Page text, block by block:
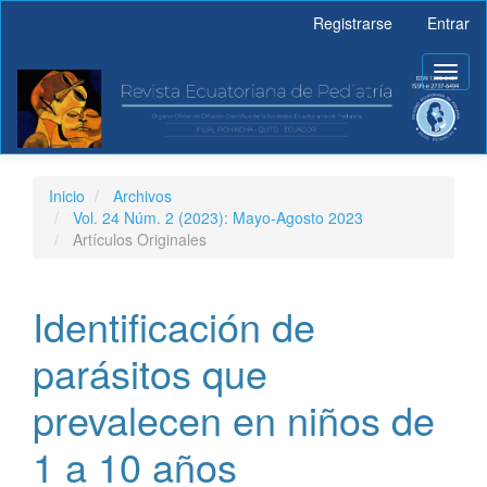
principal
Barra
lateral
Registrarse Entrar
Inicio
Archivos
Vol. 24 Núm. 2 (2023): Mayo-Agosto 2023
Artículos Originales
Identificación de
parásitos que
prevalecen en niños de
1 a 10 años